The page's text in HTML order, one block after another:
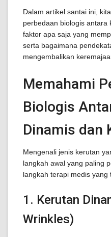
Dalam artikel santai ini,
perbedaan biologis antara
faktor apa saja yang
serta bagaimana
mengembalikan
Memahami
Biologis
Dinamis dan
Mengenali jenis kerutan
langkah awal yang paling
langkah terapi medis yang
1. Kerutan
Wrinkles)